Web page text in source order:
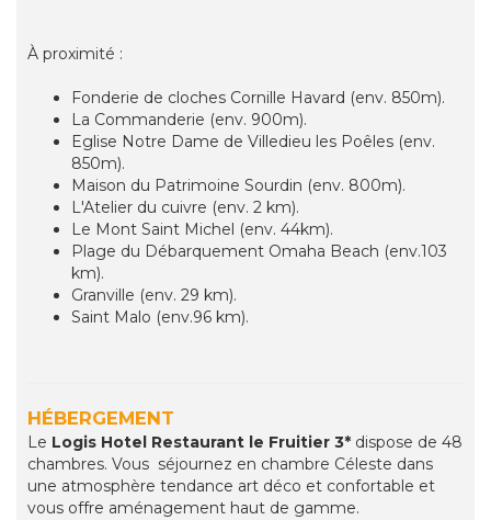
À proximité :
Fonderie de cloches Cornille Havard (env. 850m).
La Commanderie (env. 900m).
Eglise Notre Dame de Villedieu les Poêles (env.
850m).
Maison du Patrimoine Sourdin (env. 800m).
L'Atelier du cuivre (env. 2 km).
Le Mont Saint Michel (env. 44km).
Plage du Débarquement Omaha Beach (env.103
km).
Granville (env. 29 km).
Saint Malo (env.96 km).
HÉBERGEMENT
Le Logis Hotel Restaurant le Fruitier 3* dispose de 48
chambres. Vous séjournez en chambre Céleste dans
une atmosphère tendance art déco et confortable et
vous offre aménagement haut de gamme.